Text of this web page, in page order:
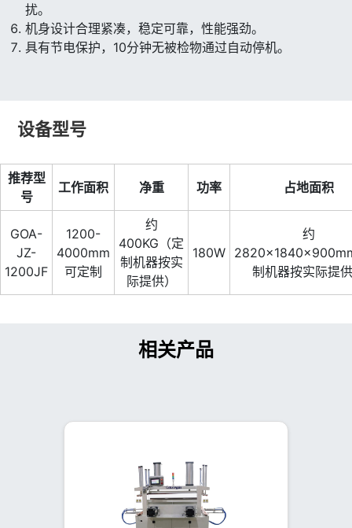
扰。
机身设计合理紧凑，稳定可靠，性能强劲。
具有节电保护，10分钟无被检物通过自动停机。
设备型号
推荐型
号
工作面积 净重 功率 占地面积
GOA-
JZ-
1200JF
1200-
4000mm
可定制
约
400KG（定
制机器按实
际提供）
180W
约
制机器按实际提
相关产品